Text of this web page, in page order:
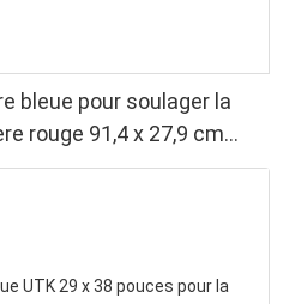
bleue pour soulager la
rouge 91,4 x 27,9 cm
&Lumière bleue